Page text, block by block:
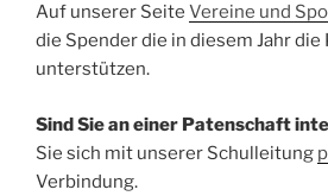
Auf unserer Seite Vereine und
die Spender die in diesem Jahr
unterstützen.
Sind Sie an einer Patenschaft
Sie sich mit unserer Schulleitung
Verbindung.